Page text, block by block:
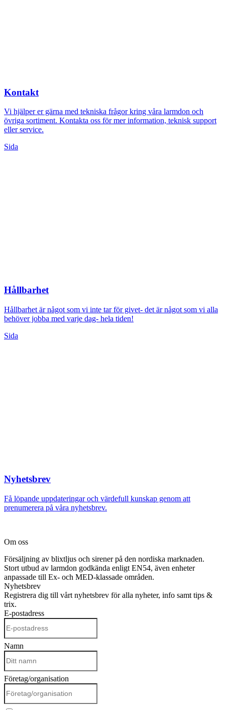
Kontakt
Vi hjälper er gärna med tekniska frågor kring våra larmdon och
övriga sortiment. Kontakta oss för mer information, teknisk support
eller service.
Sida
Hållbarhet
Hållbarhet är något som vi inte tar för givet- det är något som vi alla
behöver jobba med varje dag- hela tiden!
Sida
Nyhetsbrev
Få löpande uppdateringar och värdefull kunskap genom att
prenumerera på våra nyhetsbrev.
Om oss
Försäljning av blixtljus och sirener på den nordiska marknaden.
Stort utbud av larmdon godkända enligt EN54, även enheter
anpassade till Ex- och MED-klassade områden.
Nyhetsbrev
Registrera dig till vårt nyhetsbrev för alla nyheter, info samt tips &
trix.
E-postadress
Namn
Företag/organisation